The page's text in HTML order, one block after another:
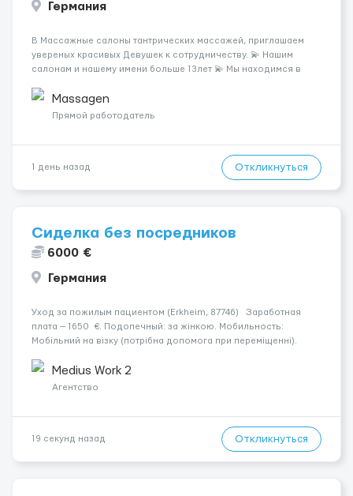
Германия
В Массажные салоны тантрических массажей, приглашаем
увереных красивых Девушек к сотрудничеству. 💫 Нашим
салонам и нашему имени больше 13лет 💫 Мы находимся в
заработная плата 💚Мы гарантируем Наличие работы. Поток 💝
incall / Out...
Massagen
Прямой работодатель
1 день назад Откликнуться
Сиделка без посредников
6000 €
Германия
Уход за пожилым пациентом (Erkheim, 87746) Заработная
плата — 1650 €. Подопечный: за жінкою. Мобильность:
Мобільний на візку (потрібна допомога при переміщенні).
Прокидається один-два рази за ніч. &nb...
Medius Work 2
Агентство
19 секунд назад Откликнуться